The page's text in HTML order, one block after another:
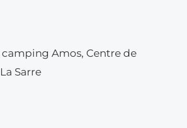
camping Amos, Centre de
Sarre